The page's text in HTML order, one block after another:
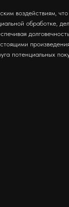
воздействиям,
обработке,
потенциальных